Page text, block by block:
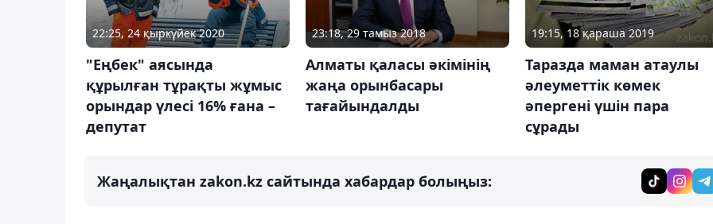
22:25, 24 қыркүйек 2020
"Еңбек" аясында
құрылған тұрақты жұмыс
орындар үлесі 16% ғана –
депутат
23:18, 29 тамыз 2018
Алматы қаласы әкімінің
жаңа орынбасары
тағайындалды
19:15, 18 қараша 2019
Таразда маман атаулы
әлеуметтік көмек
әпергені үшін пара
сұрады
Жаңалықтан zakon.kz сайтында хабардар болыңыз: